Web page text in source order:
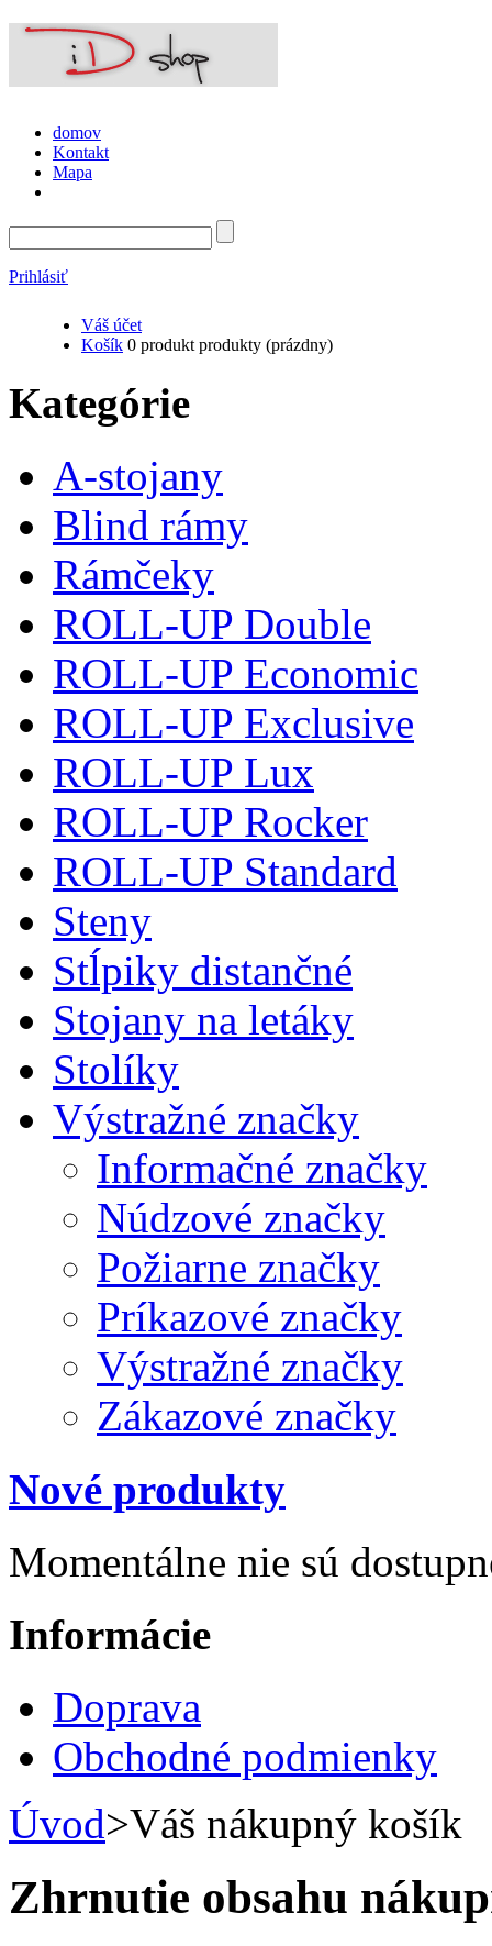
domov
Kontakt
Mapa
Prihlásiť
Váš účet
Košík 0 produkt produkty (prázdny)
Kategórie
A-stojany
Blind rámy
Rámčeky
ROLL-UP Double
ROLL-UP Economic
ROLL-UP Exclusive
ROLL-UP Lux
ROLL-UP Rocker
ROLL-UP Standard
Steny
Stĺpiky distančné
Stojany na letáky
Stolíky
Výstražné značky
Informačné značky
Núdzové značky
Požiarne značky
Príkazové značky
Výstražné značky
Zákazové značky
Nové produkty
Momentálne nie sú
Informácie
Doprava
Obchodné podmienky
Úvod>Váš nákupný košík
Zhrnutie obsahu